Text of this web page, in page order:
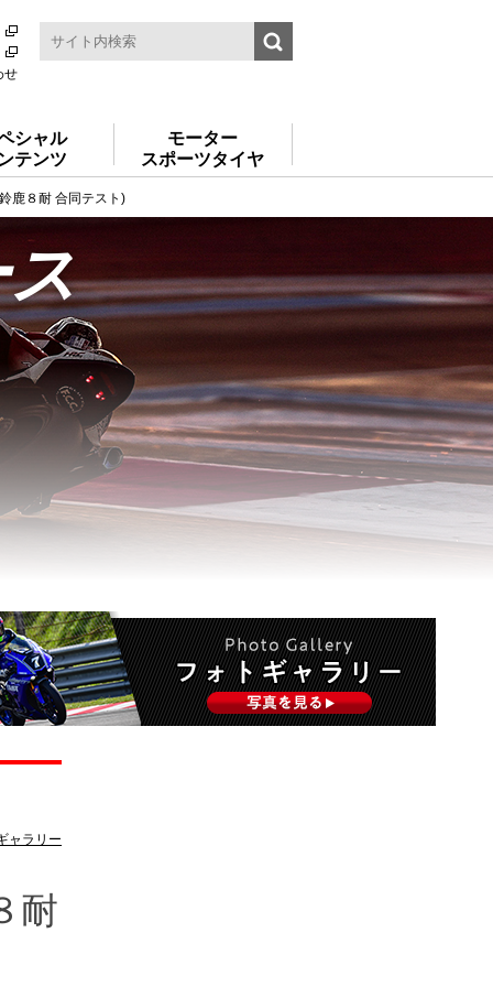
せ
シャル
テンツ
モーター
スポーツタイヤ
鹿８耐 合同テスト)
ャラリー
耐